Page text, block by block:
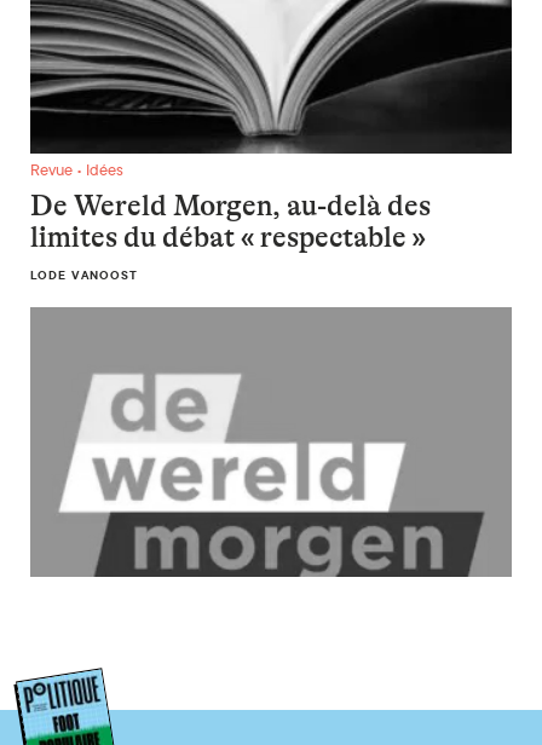
De Wereld Morgen, au-delà des limites du débat «
Revue • Idées
De Wereld Morgen, au-delà des
limites du débat « respectable »
LODE VANOOST